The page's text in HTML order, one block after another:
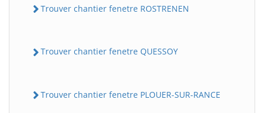
Trouver chantier fenetre ROSTRENEN
Trouver chantier fenetre QUESSOY
Trouver chantier fenetre PLOUER-SUR-RANCE